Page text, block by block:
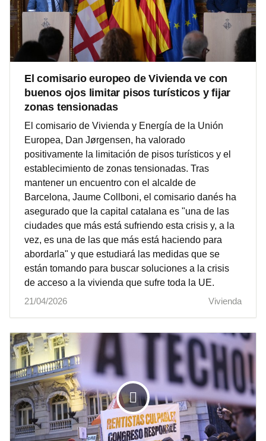
El comisario europeo de Vivienda ve con
buenos ojos limitar pisos turísticos y fijar
zonas tensionadas
El comisario de Vivienda y Energía de la Unión
Europea, Dan Jørgensen, ha valorado
positivamente la limitación de pisos turísticos y el
establecimiento de zonas tensionadas. Tras
mantener un encuentro con el alcalde de
Barcelona, Jaume Collboni, el comisario danés ha
asegurado que la capital catalana es "una de las
ciudades que más está sufriendo esta crisis y, a la
vez, es una de las que más está haciendo para
abordarla" y que estudiará las medidas que se
están tomando para buscar soluciones a la crisis
de acceso a la vivienda que sufre toda la UE.
21/04/2026
Vivienda